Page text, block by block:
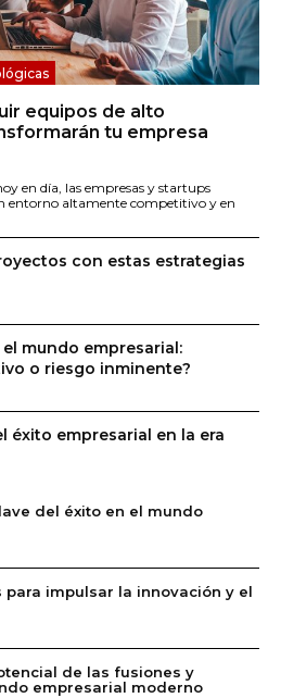
equipos de alto
tu empresa
en día, las empresas y startups
entorno altamente competitivo y en
con estas estrategias
mundo empresarial:
o riesgo inminente?
éxito empresarial en la era
del éxito en el mundo
para impulsar la innovación y el
de las fusiones y
empresarial moderno